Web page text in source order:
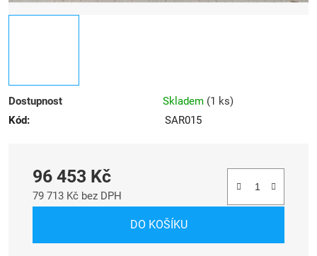
Dostupnost Skladem (1 ks)
Kód:
SAR015
96 453 Kč
79 713 Kč bez DPH
DO KOŠÍKU